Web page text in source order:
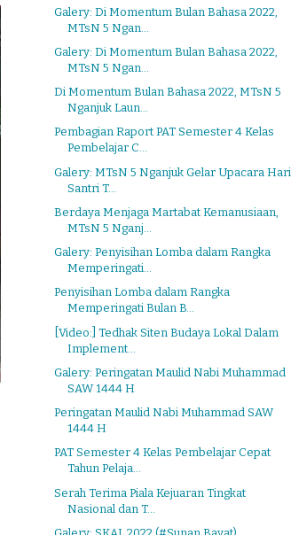
Galery: Di Momentum Bulan Bahasa 2022,
MTsN 5 Ngan...
Galery: Di Momentum Bulan Bahasa 2022,
MTsN 5 Ngan...
Di Momentum Bulan Bahasa 2022, MTsN 5
Nganjuk Laun...
Pembagian Raport PAT Semester 4 Kelas
Pembelajar C...
Galery: MTsN 5 Nganjuk Gelar Upacara Hari
Santri T...
Berdaya Menjaga Martabat Kemanusiaan,
MTsN 5 Nganj...
Galery: Penyisihan Lomba dalam Rangka
Memperingati...
Penyisihan Lomba dalam Rangka
Memperingati Bulan B...
[Video:] Tedhak Siten Budaya Lokal Dalam
Implement...
Galery: Peringatan Maulid Nabi Muhammad
SAW 1444 H
Peringatan Maulid Nabi Muhammad SAW
1444 H
PAT Semester 4 Kelas Pembelajar Cepat
Tahun Pelaja...
Serah Terima Piala Kejuaran Tingkat
Nasional dan T...